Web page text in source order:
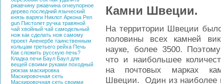
ржавчину ржавчина огнеупорное
дерево последний языческий
князь варяги Никлот Аркона Pen
gun Пистолет ручка травяной
чай хвойный чай самодельный
нож как сделать нож самому
проект Аненербе таинственным
кольцам третьего рейха Печь
Как сложить русскую печь?
Кладка печи Баул Баул для
вещей своими руками походный
рюкзак маскировка
Маскировочная сеть
Маскировочная сеть своими
Камни Швеции.
На территории Швеции
половины всех камней
науке, более 3500.
что и наибольшее
на почтовых марках
Швеции. Один из наиболее